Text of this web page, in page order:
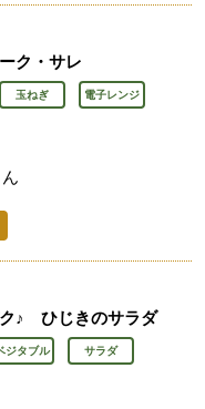
ク・サレ
玉ねぎ 電子レンジ
：ト：
♪ ひじきのサラダ
ジタブル サラダ